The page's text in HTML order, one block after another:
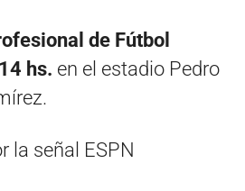
de Fútbol
hs. en el estadio Pedro
la señal ESPN